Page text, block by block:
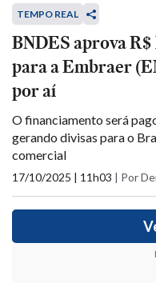
TEMPO REAL
BNDES aprova
para a Embraer
por aí
O financiamento será
gerando divisas para o
comercial
17/10/2025 | 11h03 | Por